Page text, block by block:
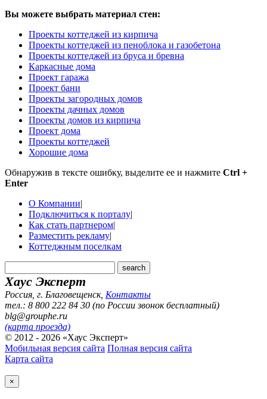
Вы можете выбрать материал стен:
Проекты коттеджей из кирпича
Проекты коттеджей из пеноблока и газобетона
Проекты коттеджей из бруса и бревна
Каркасные дома
Проект гаража
Проект бани
Проекты загородных домов
Проекты дачных домов
Проекты домов из кирпича
Проект дома
Проекты коттеджей
Хорошие дома
Обнаружив в тексте ошибку, выделите ее и нажмите Ctrl +
Enter
О Компании|
Подключиться к порталу|
Как стать партнером|
Разместить рекламу|
Коттеджным поселкам
Хаус Эксперт
Россия, г. Благовещенск, Контакты
тел.: 8 800 222 84 30 (по России звонок бесплатный)
blg@grouphe.ru
(карта проезда)
© 2012 - 2026 «Хаус Эксперт»
Мобильная версия сайта Полная версия сайта
Карта сайта
×